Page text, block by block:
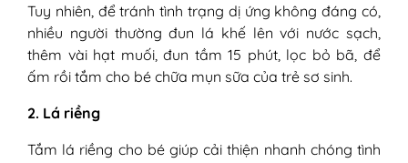
Tuy nhiên, để tránh tình trạng dị ứng không đáng có,
nhiều người thường đun lá khế lên với nước sạch,
thêm vài hạt muối, đun tầm 15 phút, lọc bỏ bã, để
ấm rồi tắm cho bé chữa mụn sữa của trẻ sơ sinh.
2. Lá riềng
Tắm lá riềng cho bé giúp cải thiện nhanh chóng tình